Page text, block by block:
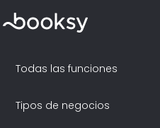
Todas las funciones
Tipos de negocios